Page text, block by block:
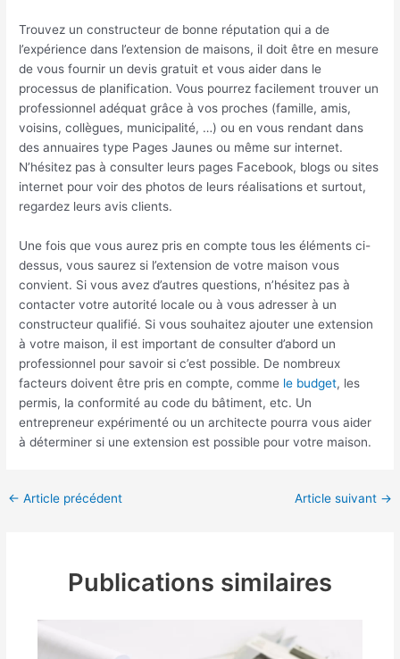
Trouvez un constructeur de bonne réputation qui a de
l’expérience dans l’extension de maisons, il doit être en mesure
de vous fournir un devis gratuit et vous aider dans le
processus de planification. Vous pourrez facilement trouver un
professionnel adéquat grâce à vos proches (famille, amis,
voisins, collègues, municipalité, …) ou en vous rendant dans
des annuaires type Pages Jaunes ou même sur internet.
N’hésitez pas à consulter leurs pages Facebook, blogs ou sites
internet pour voir des photos de leurs réalisations et surtout,
regardez leurs avis clients.
Une fois que vous aurez pris en compte tous les éléments ci-
dessus, vous saurez si l’extension de votre maison vous
convient. Si vous avez d’autres questions, n’hésitez pas à
contacter votre autorité locale ou à vous adresser à un
constructeur qualifié. Si vous souhaitez ajouter une extension
à votre maison, il est important de consulter d’abord un
professionnel pour savoir si c’est possible. De nombreux
facteurs doivent être pris en compte, comme le budget, les
permis, la conformité au code du bâtiment, etc. Un
entrepreneur expérimenté ou un architecte pourra vous aider
à déterminer si une extension est possible pour votre maison.
← Article précédent Article suivant →
Publications similaires